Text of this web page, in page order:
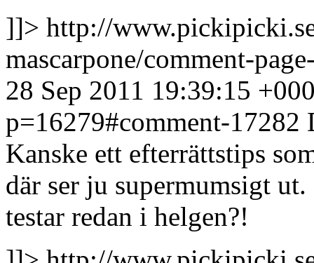
]]> http://
mascarpone/comment-
28 Sep 2011 19:39:15
p=16279#comment-17282
Kanske ett efterrättstips
där ser ju supermumsigt
testar redan i helgen?!